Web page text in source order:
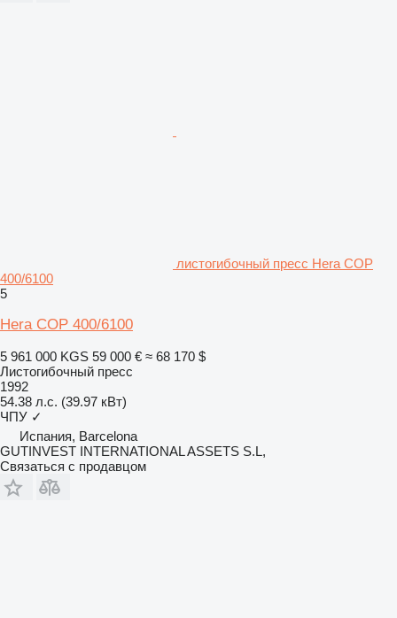
листогибочный пресс Hera COP
400/6100
5
Hera COP 400/6100
5 961 000 KGS 59 000 € ≈ 68 170 $
Листогибочный пресс
1992
54.38 л.с. (39.97 кВт)
ЧПУ ✓
Испания, Barcelona
GUTINVEST INTERNATIONAL ASSETS S.L,
Связаться с продавцом